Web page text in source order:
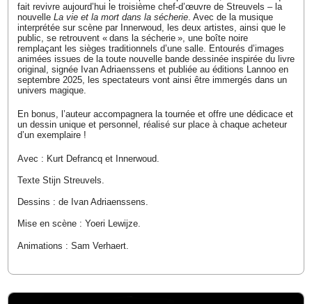
fait revivre aujourd’hui le troisième chef-d’œuvre de Streuvels – la
nouvelle La vie et la mort dans la sécherie. Avec de la musique
interprétée sur scène par Innerwoud, les deux artistes, ainsi que le
public, se retrouvent « dans la sécherie », une boîte noire
remplaçant les sièges traditionnels d’une salle. Entourés d’images
animées issues de la toute nouvelle bande dessinée inspirée du livre
original, signée Ivan Adriaenssens et publiée au éditions Lannoo en
septembre 2025, les spectateurs vont ainsi être immergés dans un
univers magique.
En bonus, l’auteur accompagnera la tournée et offre une dédicace et
un dessin unique et personnel, réalisé sur place à chaque acheteur
d’un exemplaire !
Avec : Kurt Defrancq et Innerwoud.
Texte Stijn Streuvels.
Dessins : de Ivan Adriaenssens.
Mise en scène : Yoeri Lewijze.
Animations : Sam Verhaert.